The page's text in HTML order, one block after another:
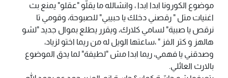
موضوع الكورونا ابدا ابدا ، وانشالله ما يقلّو "عقلو" يمنع بث
اغنيات متل " رقصني دخلك يا حبيبي" للصبوحة، وقومي تا
نرقص يا صبية" لسامي كلارك، ويقرر يطلع بموال جديد "لشو
هالهز و كتر الفز " ،ساعتها الويل له من ريما اختو لزياد،
وصدقني يا فهمي، ريما ابدا مش "لطيفة" لما يدق الموضوع
بالارث العائلي.